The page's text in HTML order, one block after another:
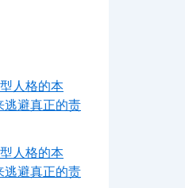
人格的本
逃避真正的责
人格的本
逃避真正的责